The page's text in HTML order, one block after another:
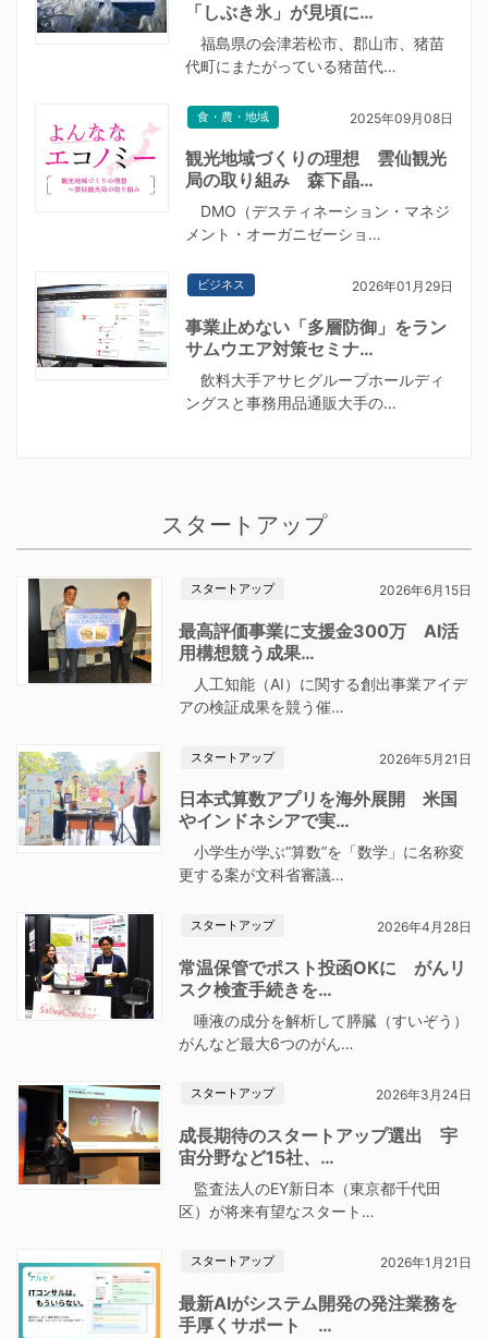
「しぶき氷」が見頃に…
福島県の会津若松市、郡山市、猪苗
代町にまたがっている猪苗代…
食・農・地域 2025年09月08日
観光地域づくりの理想 雲仙観光
局の取り組み 森下晶…
DMO（デスティネーション・マネジ
メント・オーガニゼーショ…
ビジネス 2026年01月29日
事業止めない「多層防御」をラン
サムウエア対策セミナ…
飲料大手アサヒグループホールディ
ングスと事務用品通販大手の…
スタートアップ
スタートアップ 2026年6月15日
最高評価事業に支援金300万 AI活
用構想競う成果…
人工知能（AI）に関する創出事業アイデ
アの検証成果を競う催…
スタートアップ 2026年5月21日
日本式算数アプリを海外展開 米国
やインドネシアで実…
小学生が学ぶ“算数”を「数学」に名称変
更する案が文科省審議…
スタートアップ 2026年4月28日
常温保管でポスト投函OKに がんリ
スク検査手続きを…
唾液の成分を解析して膵臓（すいぞう）
がんなど最大6つのがん…
スタートアップ 2026年3月24日
成長期待のスタートアップ選出 宇
宙分野など15社、…
監査法人のEY新日本（東京都千代田
区）が将来有望なスタート…
スタートアップ 2026年1月21日
最新AIがシステム開発の発注業務を
手厚くサポート …